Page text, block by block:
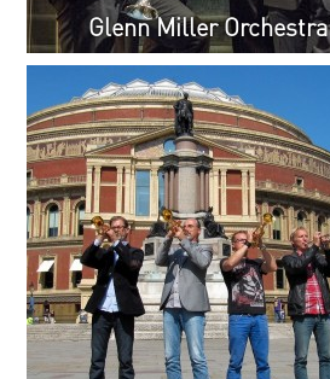
Glenn Miller Orchestra